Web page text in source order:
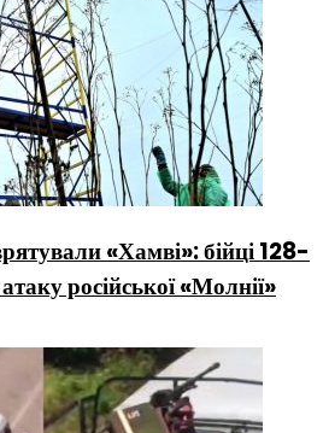
«Хамві»: бійці 128-
російської «Молнії»